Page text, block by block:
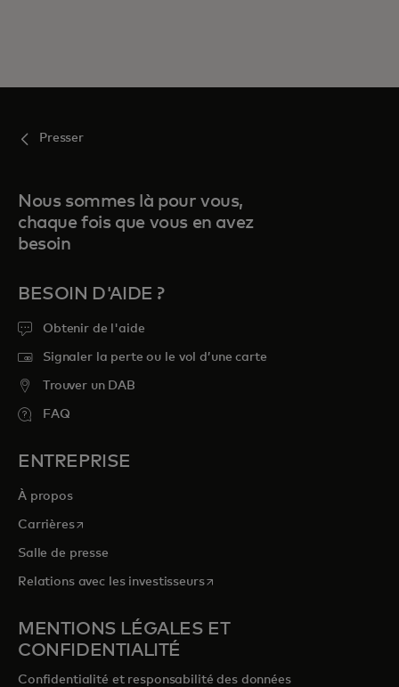
Presser
Nous sommes là pour vous,
chaque fois que vous en avez
besoin
BESOIN D'AIDE ?
Obtenir de l'aide
Signaler la perte ou le vol d’une carte
Trouver un DAB
FAQ
ENTREPRISE
À propos
Carrièress’ouvre dans un nouvel onglet
Salle de presse
Relations avec les investisseurss’ouvre dans un nouvel onglet
MENTIONS LÉGALES ET
CONFIDENTIALITÉ
Confidentialité et responsabilité des données